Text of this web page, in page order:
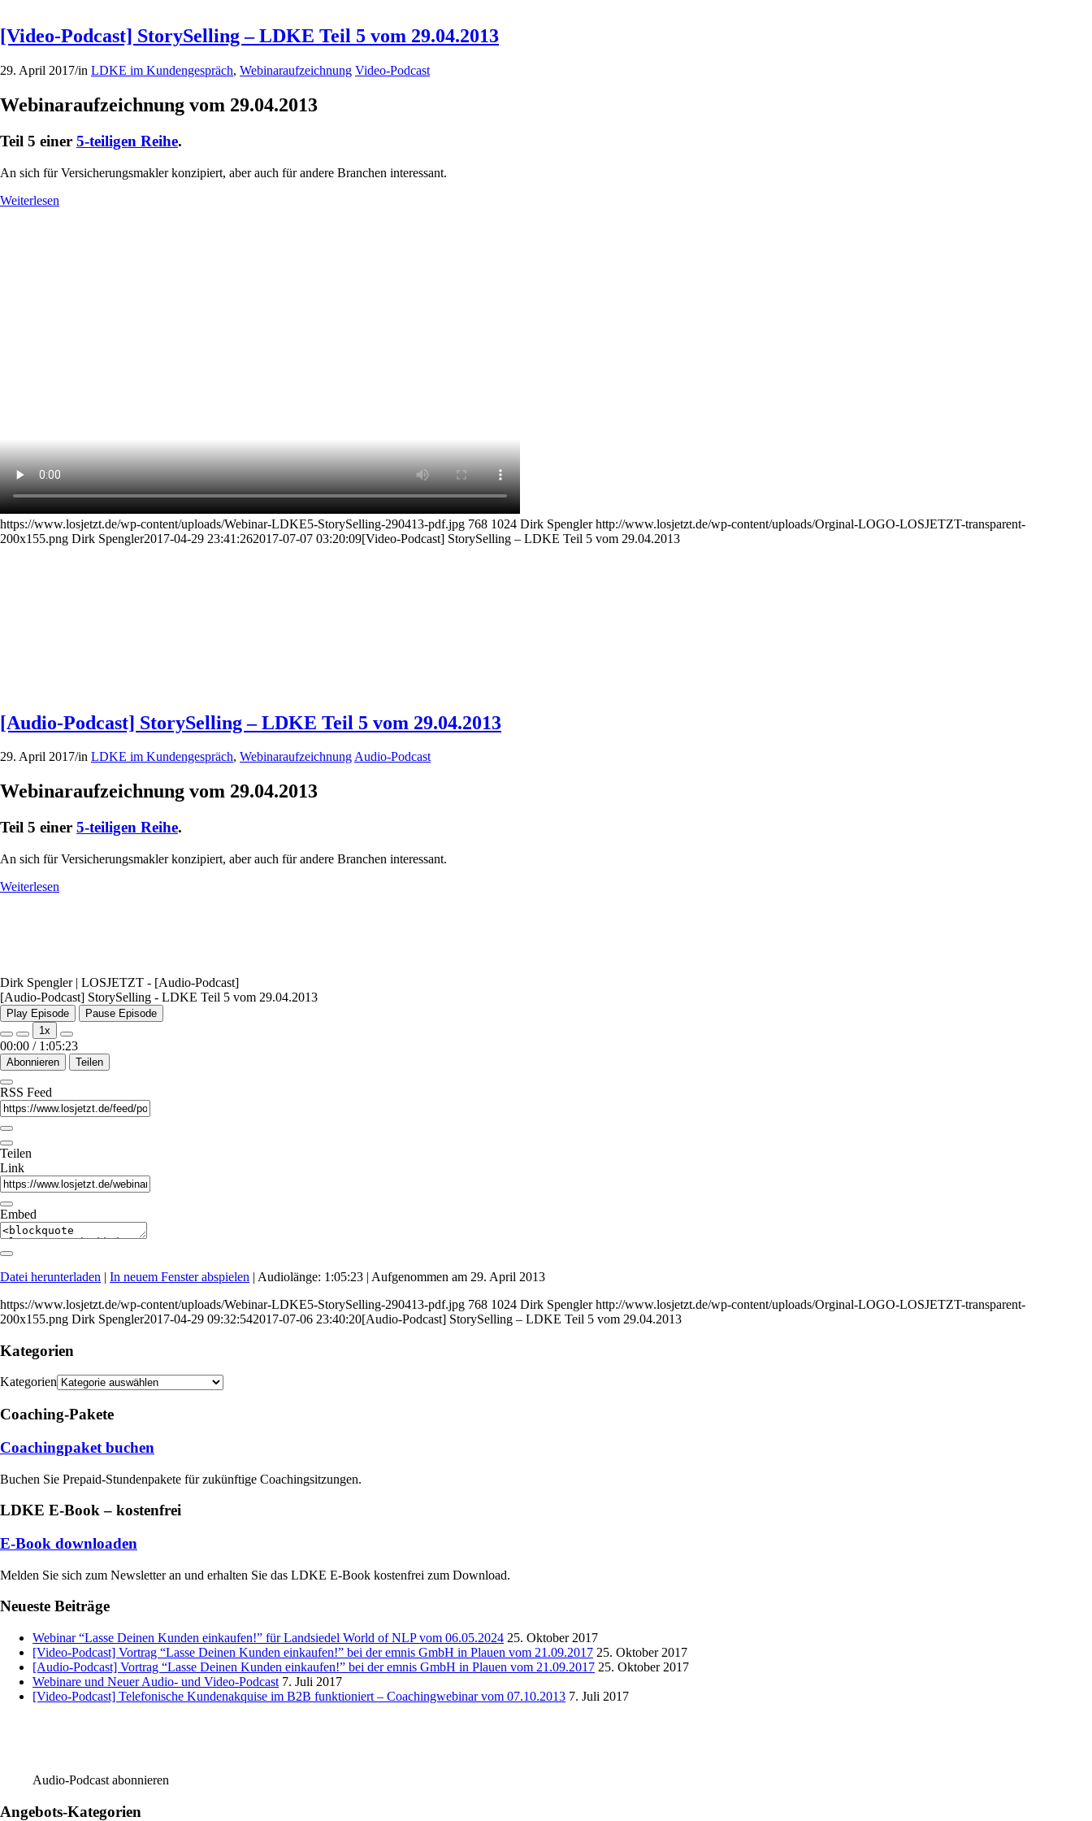
[Video-Podcast] StorySelling – LDKE Teil 5 vom 29.04.2013
29. April 2017/in LDKE im Kundengespräch, Webinaraufzeichnung Video-Podcast
Webinaraufzeichnung vom 29.04.2013
Teil 5 einer 5-teiligen Reihe.
An sich für Versicherungsmakler konzipiert, aber auch für andere Branchen interessant.
Weiterlesen
https://www.losjetzt.de/wp-content/uploads/Webinar-LDKE5-StorySelling-290413-pdf.jpg 768 1024 Dirk Spengler http://www.losjetzt.de/wp-content/uploads/Orginal-LOGO-LOSJETZT-transparent-
200x155.png Dirk Spengler2017-04-29 23:41:262017-07-07 03:20:09[Video-Podcast] StorySelling – LDKE Teil 5 vom 29.04.2013
[Audio-Podcast] StorySelling – LDKE Teil 5 vom 29.04.2013
29. April 2017/in LDKE im Kundengespräch, WebinaraufzeichnungAudio-Podcast
Webinaraufzeichnung vom 29.04.2013
Teil 5 einer 5-teiligen Reihe.
An sich für Versicherungsmakler konzipiert, aber auch für andere Branchen interessant.
Weiterlesen
Dirk Spengler | LOSJETZT - [Audio-Podcast]
[Audio-Podcast] StorySelling - LDKE Teil 5 vom 29.04.2013
Play Episode
Pause Episode
1x
00:00 / 1:05:23
Abonnieren Teilen
RSS Feed
Teilen
Link
Embed
Datei herunterladen | In neuem Fenster abspielen | Audiolänge: 1:05:23 | Aufgenommen am 29. April 2013
https://www.losjetzt.de/wp-content/uploads/Webinar-LDKE5-StorySelling-290413-pdf.jpg 768 1024 Dirk Spengler http://www.losjetzt.de/wp-content/uploads/Orginal-LOGO-LOSJETZT-transparent-
200x155.png Dirk Spengler2017-04-29 09:32:542017-07-06 23:40:20[Audio-Podcast] StorySelling – LDKE Teil 5 vom 29.04.2013
Kategorien
Kategorien
Coaching-Pakete
Coachingpaket buchen
Buchen Sie Prepaid-Stundenpakete für zukünftige Coachingsitzungen.
LDKE E-Book – kostenfrei
E-Book downloaden
Melden Sie sich zum Newsletter an und erhalten Sie das LDKE E-Book kostenfrei zum Download.
Neueste Beiträge
Webinar “Lasse Deinen Kunden einkaufen!” für Landsiedel World of NLP vom 06.05.2024 25. Oktober 2017
[Video-Podcast] Vortrag “Lasse Deinen Kunden einkaufen!” bei der emnis GmbH in Plauen vom 21.09.2017 25. Oktober 2017
[Audio-Podcast] Vortrag “Lasse Deinen Kunden einkaufen!” bei der emnis GmbH in Plauen vom 21.09.2017 25. Oktober 2017
Webinare und Neuer Audio- und Video-Podcast 7. Juli 2017
[Video-Podcast] Telefonische Kundenakquise im B2B funktioniert – Coachingwebinar vom 07.10.2013 7. Juli 2017
Audio-Podcast abonnieren
Angebots-Kategorien